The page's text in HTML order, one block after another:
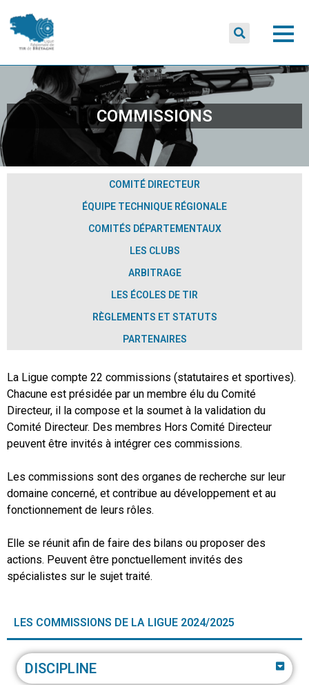
COMMISSIONS
COMITÉ DIRECTEUR
ÉQUIPE TECHNIQUE RÉGIONALE
COMITÉS DÉPARTEMENTAUX
LES CLUBS
ARBITRAGE
LES ÉCOLES DE TIR
RÈGLEMENTS ET STATUTS
PARTENAIRES
La Ligue compte 22 commissions (statutaires et sportives).
Chacune est présidée par un membre élu du Comité
Directeur, il la compose et la soumet à la validation du
Comité Directeur. Des membres Hors Comité Directeur
peuvent être invités à intégrer ces commissions.
Les commissions sont des organes de recherche sur leur
domaine concerné, et contribue au développement et au
fonctionnement de leurs rôles.
Elle se réunit afin de faire des bilans ou proposer des
actions. Peuvent être ponctuellement invités des
spécialistes sur le sujet traité.
LES COMMISSIONS DE LA LIGUE 2024/2025
DISCIPLINE